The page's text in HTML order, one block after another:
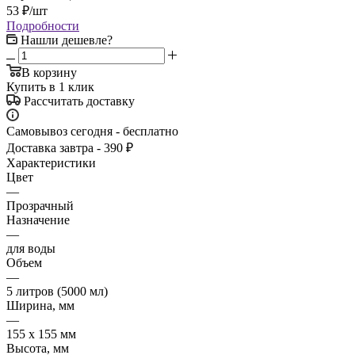
53 ₽/шт
Подробности
Нашли дешевле?
В корзину
Купить в 1 клик
Рассчитать доставку
Самовывоз сегодня - бесплатно
Доставка завтра - 390 ₽
Характеристики
Цвет
—
Прозрачный
Назначение
—
для воды
Объем
—
5 литров (5000 мл)
Ширина, мм
—
155 х 155 мм
Высота, мм